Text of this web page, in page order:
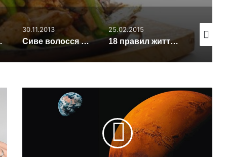
30.11.2013
Сиве волосся – признак хорошого здоров’я
25.02.2015
18 правил життя Далай Лами
05.12.2024